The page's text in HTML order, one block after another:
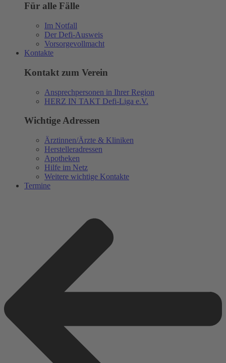
Für alle Fälle
Im Notfall
Der Defi-Ausweis
Vorsorgevollmacht
Kontakte
Kontakt zum Verein
Ansprechpersonen in Ihrer Region
HERZ IN TAKT Defi-Liga e.V.
Wichtige Adressen
Ärztinnen/Ärzte & Kliniken
Herstelleradressen
Apotheken
Hilfe im Netz
Weitere wichtige Kontakte
Termine